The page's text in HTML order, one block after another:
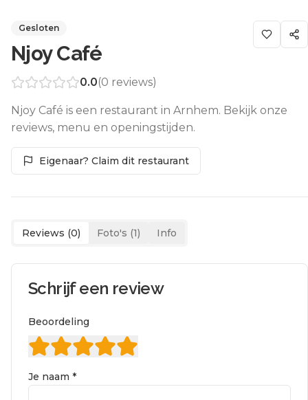
Gesloten
Njoy Café
0.0(0 reviews)
Njoy Café is een restaurant in Arnhem. Bekijk onze
reviews, menu en openingstijden.
Eigenaar? Claim dit restaurant
Reviews (0) Foto's (1) Info
Schrijf een review
Beoordeling
Je naam *